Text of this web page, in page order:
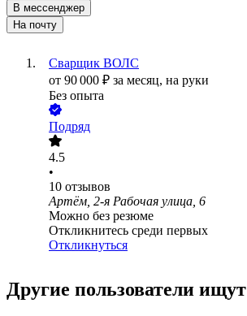
В мессенджер
На почту
Сварщик ВОЛС
от 90 000 ₽ за месяц, на руки
Без опыта
Подряд
4.5
•
10 отзывов
Артём, 2-я Рабочая улица, 6
Можно без резюме
Откликнитесь среди первых
Откликнуться
Другие пользователи ищут